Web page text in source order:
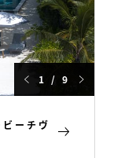
1 / 9
ーチヴ